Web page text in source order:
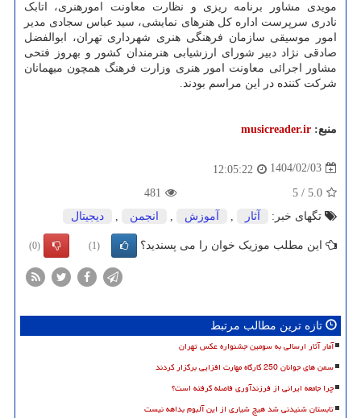
مویدی مشاور برنامه ریزی و نظارت معاونت امورهنری، اتابک
نادری سرپرست اداره کل هنرهای نمایشی، سید عباس سجادی مدیر
امور موسیقی سازمان فرهنگی هنری شهرداری تهران، ابوالفضل
صادقی نژاد دبیر شورای ارزشیابی هنرمندان کشور و بهروز فتحی
مشاور اجرائی معاونت امور هنری وزارت فرهنگ همچون میهمانان
شرکت کننده در این مراسم بودند.
منبع: musicreader.ir
1404/02/03
12:05:22
5.0
/
5
481
تگهای خبر:
آثار آموزش انجمن دیجیتال
این مطلب موزیک خوان را می پسندید؟ (1)
(0)
تازه ترین مطالب مرتبط
آمار آثار ارسالی به سومین جشنواره عکس تهران
سمن های جوانان 250 کارگاه مهارت افزایی برگزار کردند
چرا جامعه ایرانی از فرزندآوری فاصله گرفته است؟
تابستان شنیدنی شد هیچ شیاری از این آلبوم بداهه نیست